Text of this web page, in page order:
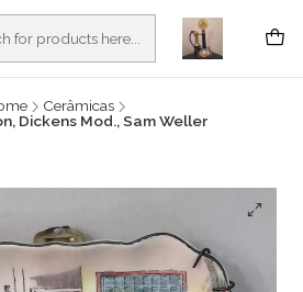
Colecionismo e antiguidades em Viana do
Read more
Cerâmicas
Dickens Mod., Sam Weller